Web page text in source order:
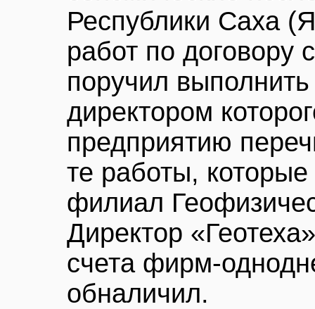
Республики Саха
работ по договору
поручил
директором
предприятию
те работы,
филиал
Директор
счета фирм-
обналичил.